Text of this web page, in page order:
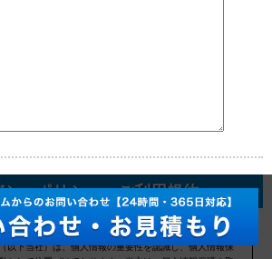
ーポリシー・ご利用規約
ー
以下当社）は、個人情報の重要性を認識し、個人情報保